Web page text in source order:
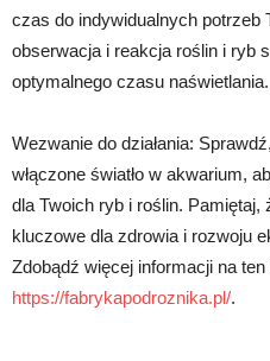
czas do indywidualnych potrzeb
obserwacja i reakcja roślin i ryb
optymalnego czasu naświetlania.
Wezwanie do działania:
włączone światło w akwarium,
dla Twoich ryb i roślin. Pamiętaj,
kluczowe dla zdrowia i rozwoju
Zdobądź więcej informacji na
https://fabrykapodroznika.pl/.